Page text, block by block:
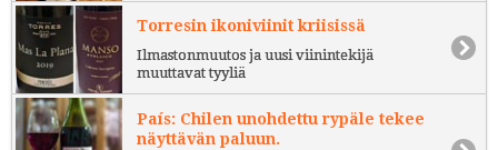
Torresin ikoniviinit kriisissä
Ilmastonmuutos ja uusi viinintekijä
muuttavat tyyliä
País: Chilen unohdettu rypäle tekee
näyttävän paluun.